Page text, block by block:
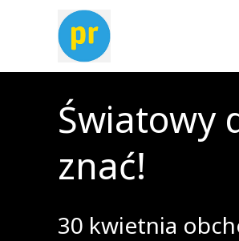
Światowy
znać!
30 kwietnia